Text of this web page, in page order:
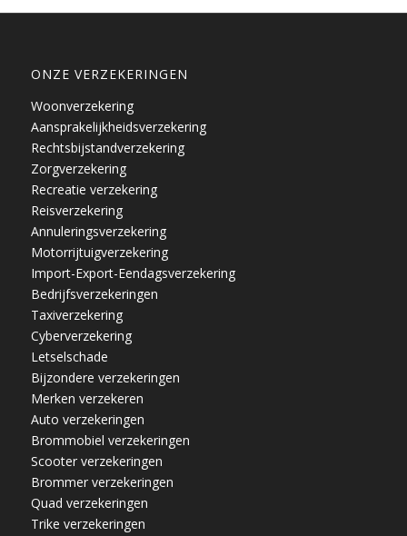
ONZE VERZEKERINGEN
Woonverzekering
Aansprakelijkheidsverzekering
Rechtsbijstandverzekering
Zorgverzekering
Recreatie verzekering
Reisverzekering
Annuleringsverzekering
Motorrijtuigverzekering
Import-Export-Eendagsverzekering
Bedrijfsverzekeringen
Taxiverzekering
Cyberverzekering
Letselschade
Bijzondere verzekeringen
Merken verzekeren
Auto verzekeringen
Brommobiel verzekeringen
Scooter verzekeringen
Brommer verzekeringen
Quad verzekeringen
Trike verzekeringen